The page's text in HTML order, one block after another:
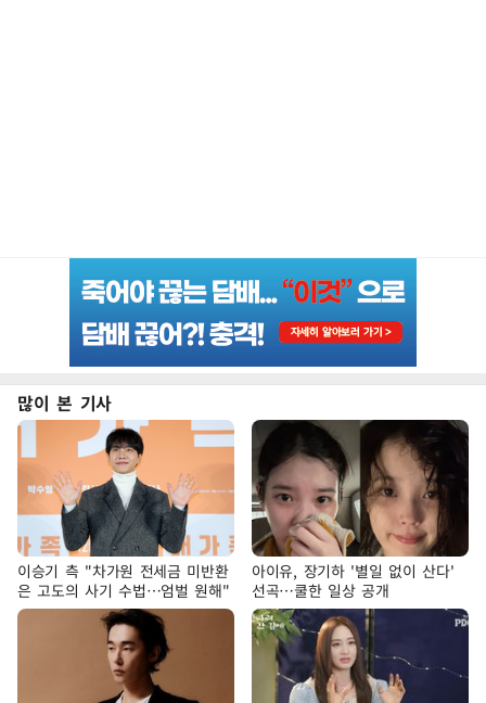
많이 본 기사
이승기 측 "차가원 전세금 미반환
은 고도의 사기 수법…엄벌 원해"
아이유, 장기하 '별일 없이 산다'
선곡…쿨한 일상 공개